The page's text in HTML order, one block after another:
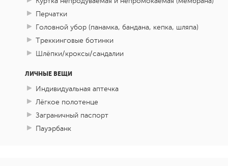
Перчатки
Головной убор (панамка, бандана, кепка, шляпа)
Треккинговые ботинки
Шлёпки/кроксы/сандалии
ЛИЧНЫЕ ВЕЩИ
Индивидуальная аптечка
Лёгкое полотенце
Заграничный паспорт
Пауэрбанк